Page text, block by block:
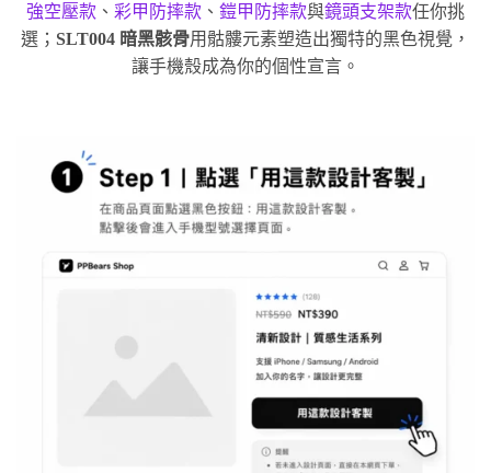
強空壓款 、 彩甲防摔款 、 鎧甲防摔款與鏡頭支架款任你挑
選； SLT004 暗黑骸骨用骷髏元素塑造出獨特的黑色視覺，
讓手機殼成為你的個性宣言。